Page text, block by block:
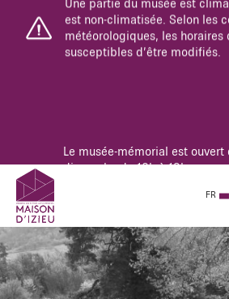
Le musée-mémorial est ouvert
dimanche de 10h à 18h.
FR